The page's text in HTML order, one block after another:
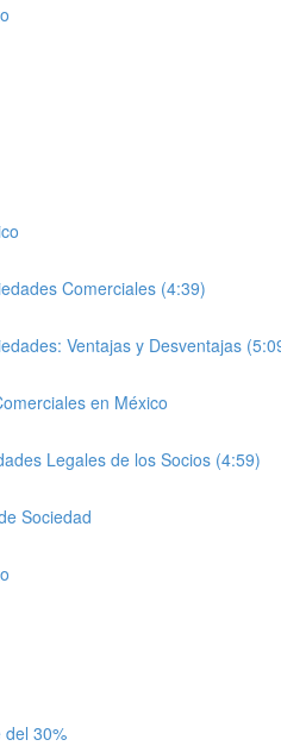
Comerciales (4:39)
Ventajas y Desventajas
en México
Legales de los Socios (4:59)
Sociedad
del 30%